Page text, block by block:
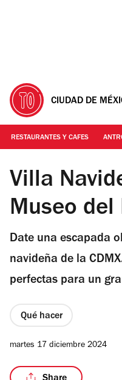
CIUDAD DE
RESTAURANTES Y CAFES
Foto: Cortesía Luis
Villa
Museo del
Date una escapada
navideña de la
perfectas para un
Qué hacer
martes 17 diciembre 2024